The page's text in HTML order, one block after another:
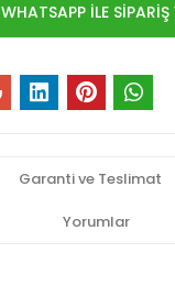
WHATSAPP İLE SİPARİŞ
Garanti ve Teslimat
Yorumlar